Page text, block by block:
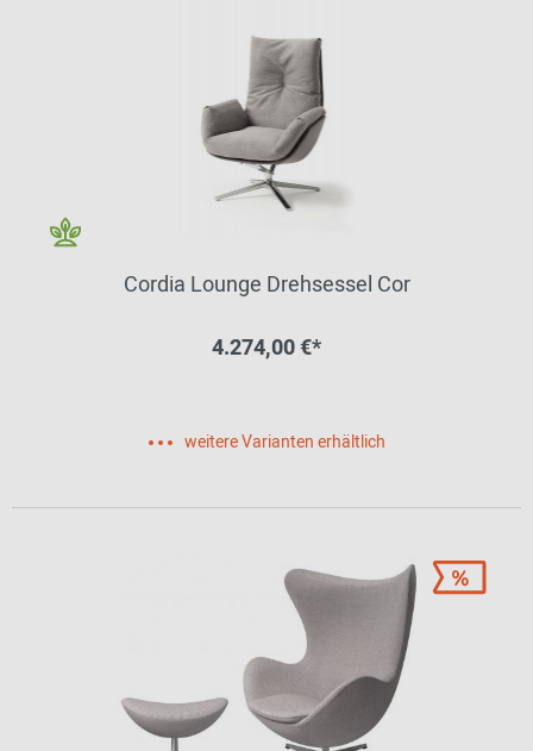
Cordia Lounge Drehsessel Cor
4.274,00 €*
weitere Varianten erhältlich